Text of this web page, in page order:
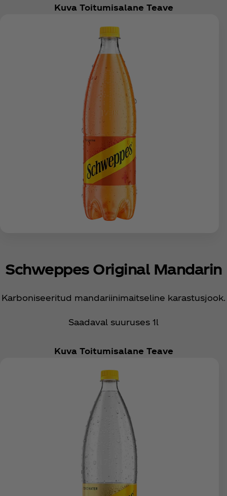
Kuva Toitumisalane Teave
Schweppes Original Mandarin
Karboniseeritud mandariinimaitseline karastusjook.
Saadaval suuruses 1l
Kuva Toitumisalane Teave